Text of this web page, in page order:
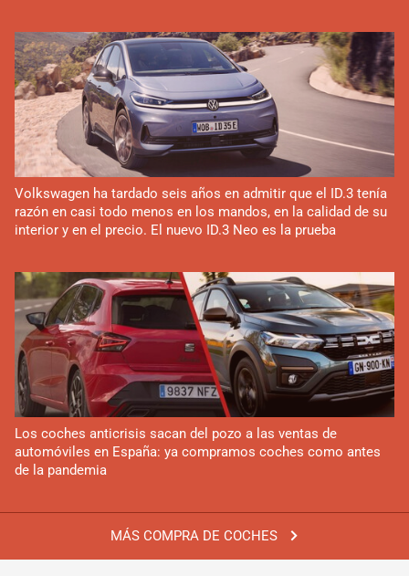
MÁS COMPRA DE COCHES
Volkswagen ha tardado seis años en admitir que el ID.3 tenía
razón en casi todo menos en los mandos, en la calidad de su
interior y en el precio. El nuevo ID.3 Neo es la prueba
Los coches anticrisis sacan del pozo a las ventas de
automóviles en España: ya compramos coches como antes
de la pandemia